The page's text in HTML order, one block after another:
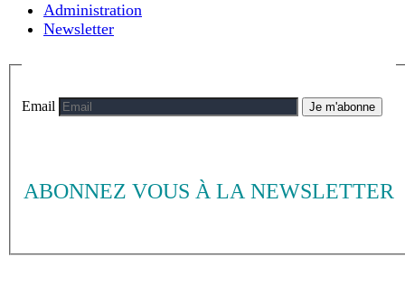
Administration
Newsletter
ABONNEZ VOUS À LA NEWSLETTER
Email Je m'abonne